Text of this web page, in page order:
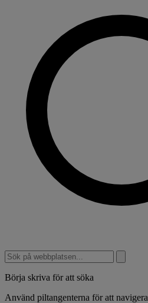
Börja skriva för att söka
Använd piltangenterna för att navigera